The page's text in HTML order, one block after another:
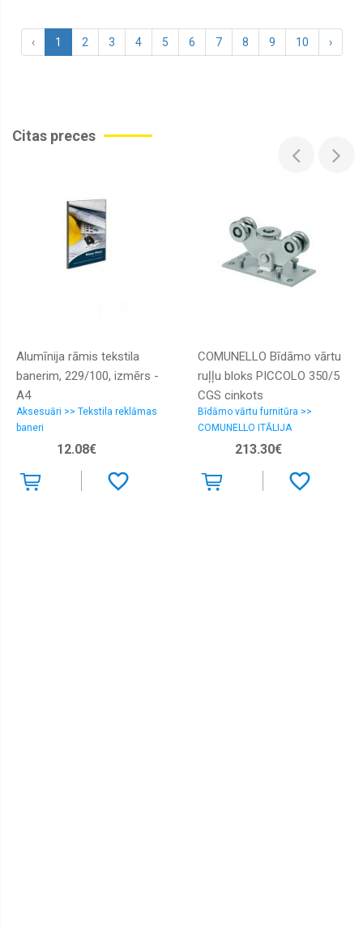
‹ 1 2 3 4 5 6 7 8 9 10 ›
Citas preces
Alumīnija rāmis tekstila
banerim, 229/100, izmērs -
A4
Aksesuāri >> Tekstila reklāmas
baneri
12.08€
COMUNELLO Bīdāmo vārtu
ruļļu bloks PICCOLO 350/5
CGS cinkots
Bīdāmo vārtu furnitūra >>
COMUNELLO ITĀLIJA
213.30€